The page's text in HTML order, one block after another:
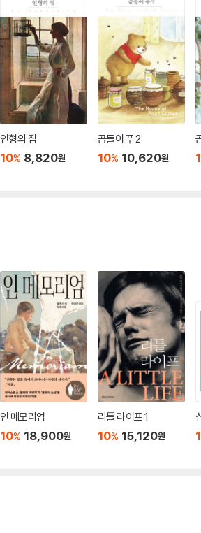
인형의 집
10% 8,820원
곰돌이 푸 2
10% 10,620원
인 메모리엄
10% 18,900원
리틀 라이프 1
10% 15,120원